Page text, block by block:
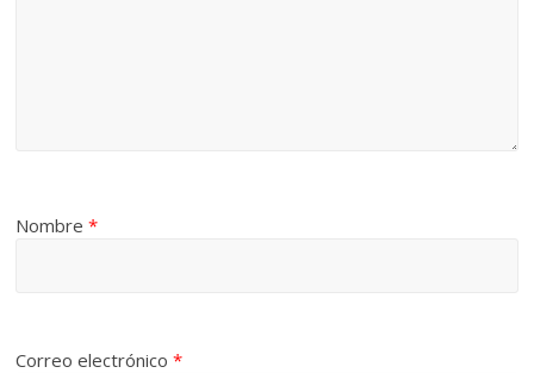
Nombre*
Correo electrónico*